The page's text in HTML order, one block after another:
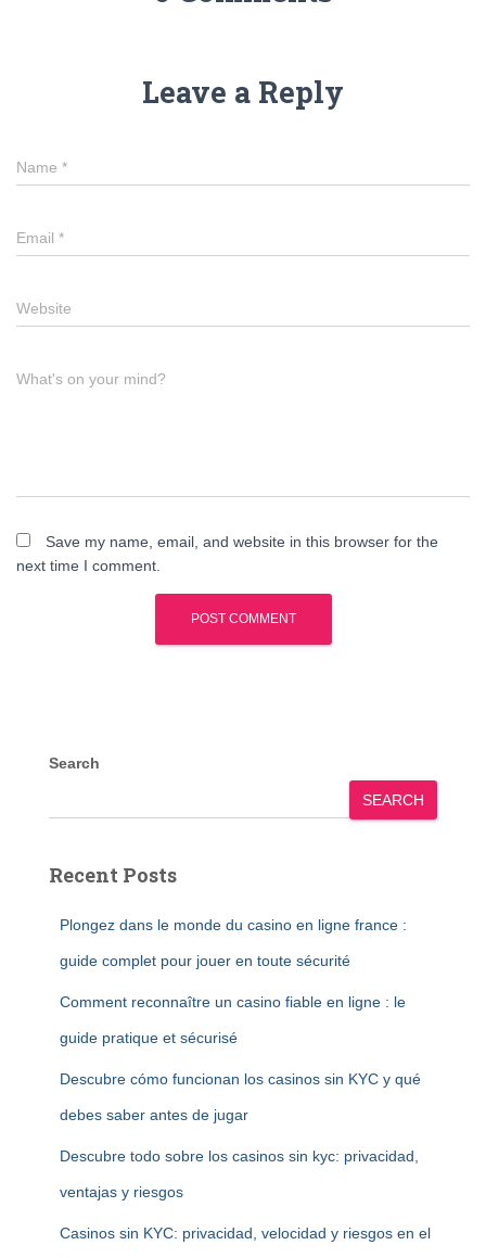
Leave a Reply
Name *
Email *
Website
What's on your mind?
Save my name, email, and website in this browser for the
next time I comment.
Search
SEARCH
Recent Posts
Plongez dans le monde du casino en ligne france :
guide complet pour jouer en toute sécurité
Comment reconnaître un casino fiable en ligne : le
guide pratique et sécurisé
Descubre cómo funcionan los casinos sin KYC y qué
debes saber antes de jugar
Descubre todo sobre los casinos sin kyc: privacidad,
ventajas y riesgos
Casinos sin KYC: privacidad, velocidad y riesgos en el